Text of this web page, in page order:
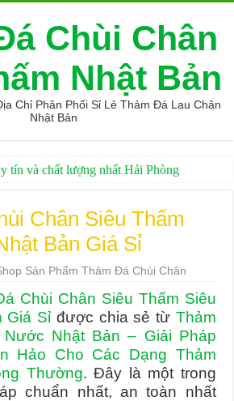
Chùi Chân
Nhật Bản
Chỉ Phân Phối Sỉ Lẻ Thảm Đá Lau Chân
Nhật Bản
tín và chất lượng nhất Hải Phòng
giá sỉ
Chân Siêu Thấm
Bản Giá Sỉ
Sản Phẩm Thảm Đá Chùi Chân
Chùi Chân Siêu Thấm Siêu
Giá Sỉ được chia sẻ từ Thảm
Nhật Bản – Giải Pháp
Hảo Cho Các Dạng Thảm
Thường. Đây là một trong
chuẩn nhất, an toàn nhất